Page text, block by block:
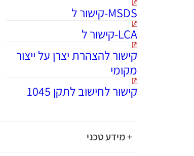
MSDS-קישור ל
LCA-קישור ל
קישור להצהרת יצרן על ייצור
מקומי
קישור לחישוב לתקן 1045
+ מידע טכני